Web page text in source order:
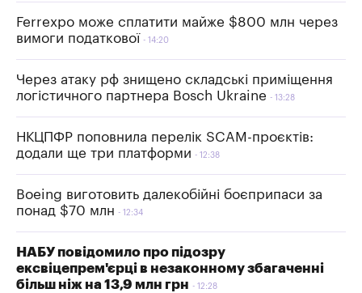
Ferrexpo може сплатити майже $800 млн через
вимоги податкової
14:20
Через атаку рф знищено складські приміщення
логістичного партнера Bosch Ukraine
13:28
НКЦПФР поповнила перелік SCAM-проєктів:
додали ще три платформи
12:38
Boeing виготовить далекобійні боєприпаси за
понад $70 млн
12:34
НАБУ повідомило про підозру
ексвіцепрем'єрці в незаконному збагаченні
більш ніж на 13,9 млн грн
12:28